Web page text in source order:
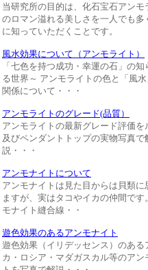
当研究所の目的は、化石宝石アンモ
のロマン溢れる美しさを一人でも多
に知っていただくことです。
風水効果について（アンモライト）
「七色を持つ成功・幸運の石」の知
る世界～ アンモライトの色と「風
関係について・・・
アンモライトのグレード(品質）
アンモライトの最新グレード評価を
及びペンダントトップの実物写真で
説・・・
アンモナイトについて
アンモナイトは見た目からは貝類に
ますが、実はタコやイカの仲間です
モナイト縫合線・・
遊色効果のあるアンモナイト
遊色効果（イリデッセンス）のある
カ・ロシア・マダガスカル等のアン